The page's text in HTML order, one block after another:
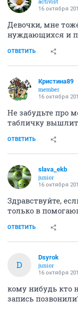
16 октября
Девочки, мне
нуждающихся и
ОТВЕТИТЬ
Кристина89
member
16 октября
Не забудьте про
табличку
ОТВЕТИТЬ
slava_ekb
junior
16 октября
Здравствуйте,
только в
ОТВЕТИТЬ
D
Dsyrok
junior
16 октября
кому нибудь кто
запись